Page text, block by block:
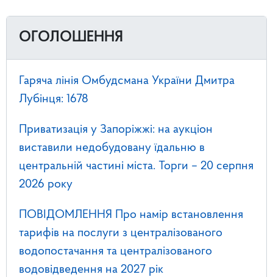
ОГОЛОШЕННЯ
Гаряча лінія Омбудсмана України Дмитра
Лубінця: 1678
Приватизація у Запоріжжі: на аукціон
виставили недобудовану їдальню в
центральній частині міста. Торги – 20 серпня
2026 року
ПОВІДОМЛЕННЯ Про намір встановлення
тарифів на послуги з централізованого
водопостачання та централізованого
водовідведення на 2027 рік